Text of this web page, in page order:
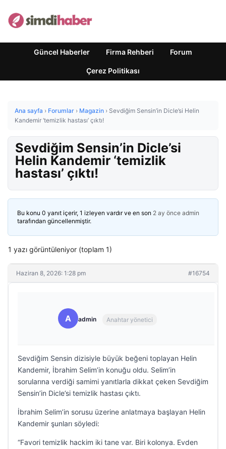
Güncel Haberler Firma Rehberi Forum
Çerez Politikası
Ana sayfa › Forumlar › Magazin › Sevdiğim Sensin’in Dicle’si Helin
Kandemir ‘temizlik hastası’ çıktı!
Sevdiğim Sensin’in Dicle’si
Helin Kandemir ‘temizlik
hastası’ çıktı!
Bu konu 0 yanıt içerir, 1 izleyen vardır ve en son 2 ay önce admin
tarafından güncellenmiştir.
1 yazı görüntüleniyor (toplam 1)
Haziran 8, 2026: 1:28 pm #16754
A admin Anahtar yönetici
Sevdiğim Sensin dizisiyle büyük beğeni toplayan Helin
Kandemir, İbrahim Selim’in konuğu oldu. Selim’in
sorularına verdiği samimi yanıtlarla dikkat çeken Sevdiğim
Sensin’in Dicle’si temizlik hastası çıktı.
İbrahim Selim’in sorusu üzerine anlatmaya başlayan Helin
Kandemir şunları söyledi:
“Favori temizlik hackim iki tane var. Biri kolonya. Evden